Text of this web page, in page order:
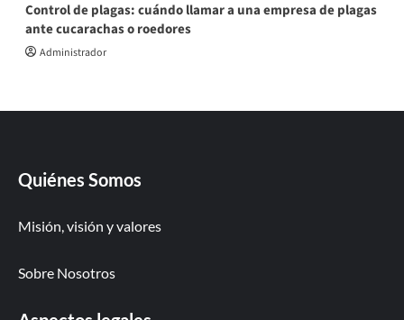
Control de plagas: cuándo llamar a una empresa de plagas
ante cucarachas o roedores
Administrador
Quiénes Somos
Misión, visión y valores
Sobre Nosotros